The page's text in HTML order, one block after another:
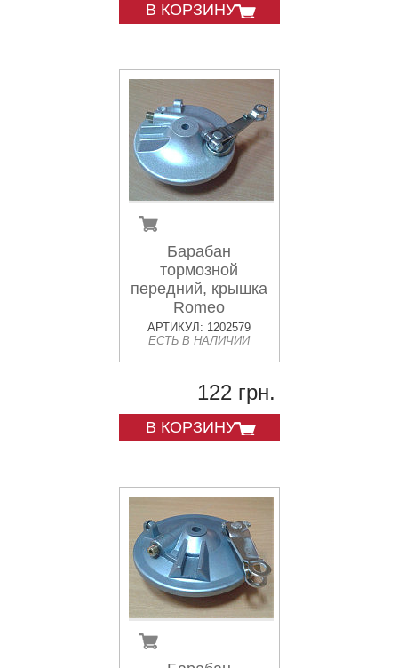
В КОРЗИНУ
Барабан
тормозной
передний, крышка
Romeo
АРТИКУЛ: 1202579
ЕСТЬ В НАЛИЧИИ
122 грн.
В КОРЗИНУ